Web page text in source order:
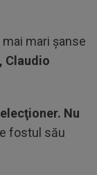
mari şanse
Claudio
Nu
fostul său